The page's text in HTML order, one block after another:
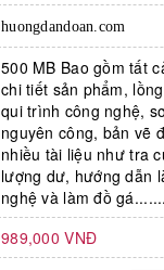
huongdandoan.com
500 MB Bao gồm tất
chi tiết sản phẩm,
qui trình công nghệ,
nguyên công, bản vẽ
nhiều tài liệu như tra
lượng dư, hướng dẫn
nghệ và làm đồ
989,000 VNĐ